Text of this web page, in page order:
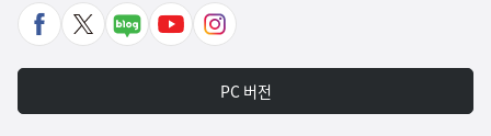
페
X
네
유
인
타
그
PC 버전